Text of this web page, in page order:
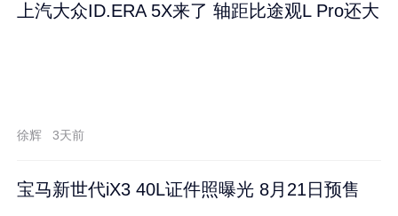
上汽大众ID.ERA 5X来了 轴距比途观L Pro还大
徐辉 3天前
宝马新世代iX3 40L证件照曝光 8月21日预售